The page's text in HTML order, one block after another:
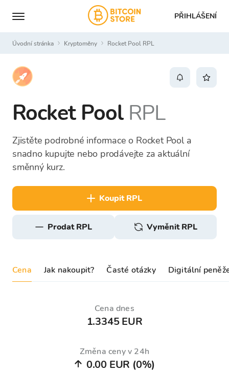
PŘIHLÁŠENÍ
Úvodní stránka Kryptoměny Rocket Pool RPL
Rocket Pool RPL
Zjistěte podrobné informace o Rocket Pool a
snadno kupujte nebo prodávejte za aktuální
směnný kurz.
koupit RPL
prodat RPL Vyměnit RPL
Cena Jak nakoupit? Časté otázky Digitální
Cena dnes
1.3345 EUR
Změna ceny v 24h
0.00 EUR (0%)